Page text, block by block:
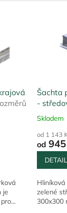
je
Šachta
-
Hliníková
Skladem
od 1 143
od
DETAIL
zelené
300x300